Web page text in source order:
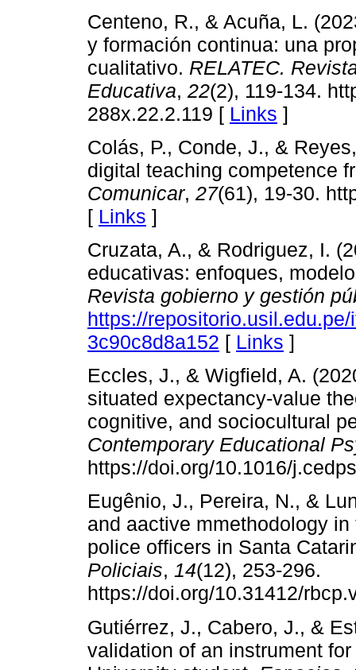
Centeno, R., & Acuña, L.
y formación continua: una
cualitativo. RELATEC.
Educativa, 22(2), 119-134.
288x.22.2.119 [ Links ]
Colás, P., Conde, J., &
digital teaching competence
Comunicar, 27(61), 19-30.
[ Links ]
Cruzata, A., & Rodriguez, I.
educativas: enfoques,
Revista gobierno y gestión
https://
3c90c8d8a152 [ Links ]
Eccles, J., & Wigfield, A.
situated expectancy-value
cognitive, and sociocultural
Contemporary Educational
https://doi.org/10.1016/
Eugênio, J., Pereira, N., &
and aactive mmethodology
police officers in Santa
Policiais, 14(12), 253-296.
https://doi.org/10.31412/
Gutiérrez, J., Cabero, J., &
validation of an instrument